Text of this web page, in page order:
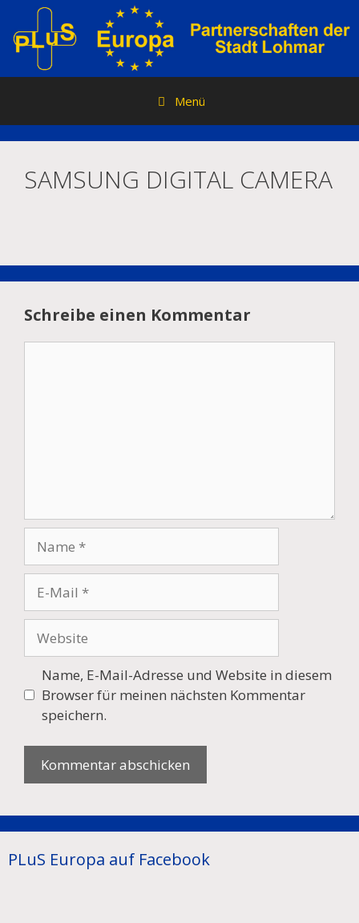
Inhalt
springen
Menü
SAMSUNG DIGITAL CAMERA
Schreibe einen Kommentar
Mail
Name, E-Mail-Adresse und Website in diesem
Browser für meinen nächsten Kommentar
speichern.
PLuS Europa auf Facebook